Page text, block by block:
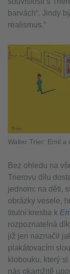
barvách“. Jindy
realismus.“
Walter Trier: Emil a
Bez ohledu na
Trierovu dílu
jednom: na děti,
obrázky vesele,
titulní kresba k
rozpoznatelná
již jen naznačil
plakátovacím
klobouku, který
nás okamžitě